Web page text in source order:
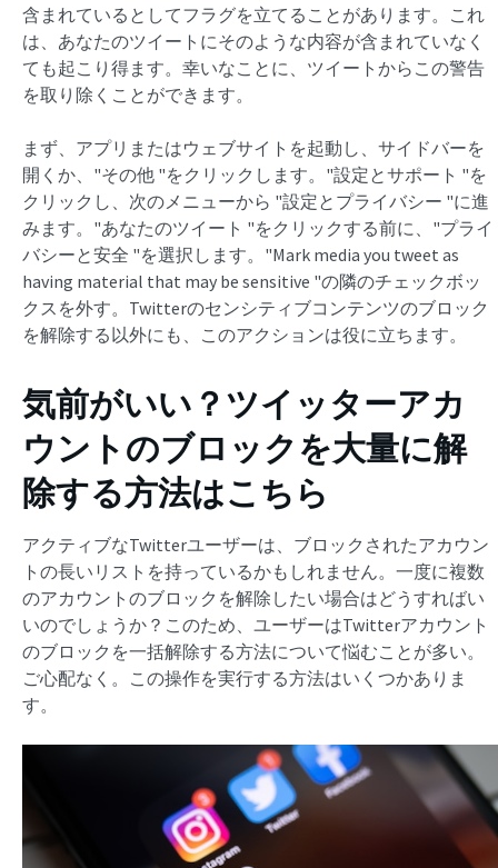
含まれているとしてフラグを立てることがあります。これ
は、あなたのツイートにそのような内容が含まれていなく
ても起こり得ます。幸いなことに、ツイートからこの警告
を取り除くことができます。
まず、アプリまたはウェブサイトを起動し、サイドバーを
開くか、"その他 "をクリックします。"設定とサポート "を
クリックし、次のメニューから "設定とプライバシー "に進
みます。"あなたのツイート "をクリックする前に、"プライ
バシーと安全 "を選択します。"Mark media you tweet as
having material that may be sensitive "の隣のチェックボッ
クスを外す。Twitterのセンシティブコンテンツのブロック
を解除する以外にも、このアクションは役に立ちます。
気前がいい？ツイッターアカ
ウントのブロックを大量に解
除する方法はこちら
アクティブなTwitterユーザーは、ブロックされたアカウン
トの長いリストを持っているかもしれません。一度に複数
のアカウントのブロックを解除したい場合はどうすればい
いのでしょうか？このため、ユーザーはTwitterアカウント
のブロックを一括解除する方法について悩むことが多い。
ご心配なく。この操作を実行する方法はいくつかありま
す。